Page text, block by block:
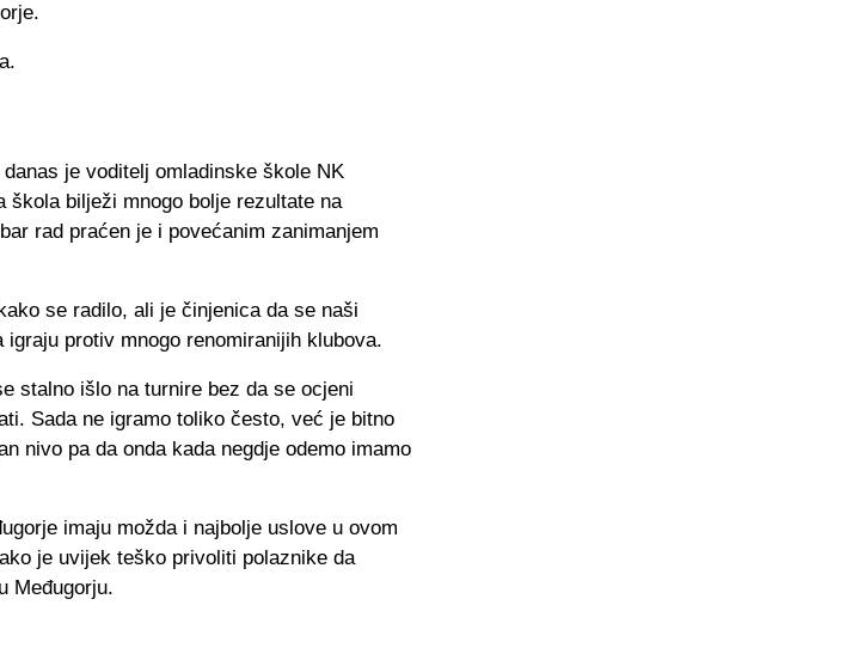
je voditelj omladinske škole NK
škola bilježi mnogo bolje rezultate na
rad praćen je i povećanim zanimanjem
se radilo, ali je činjenica da se naši
protiv mnogo renomiranijih klubova.
stalno išlo na turnire bez da se ocjeni
Sada ne igramo toliko često, već je bitno
nivo pa da onda kada negdje odemo imamo
imaju možda i najbolje uslove u ovom
je uvijek teško privoliti polaznike da
Međugorju.